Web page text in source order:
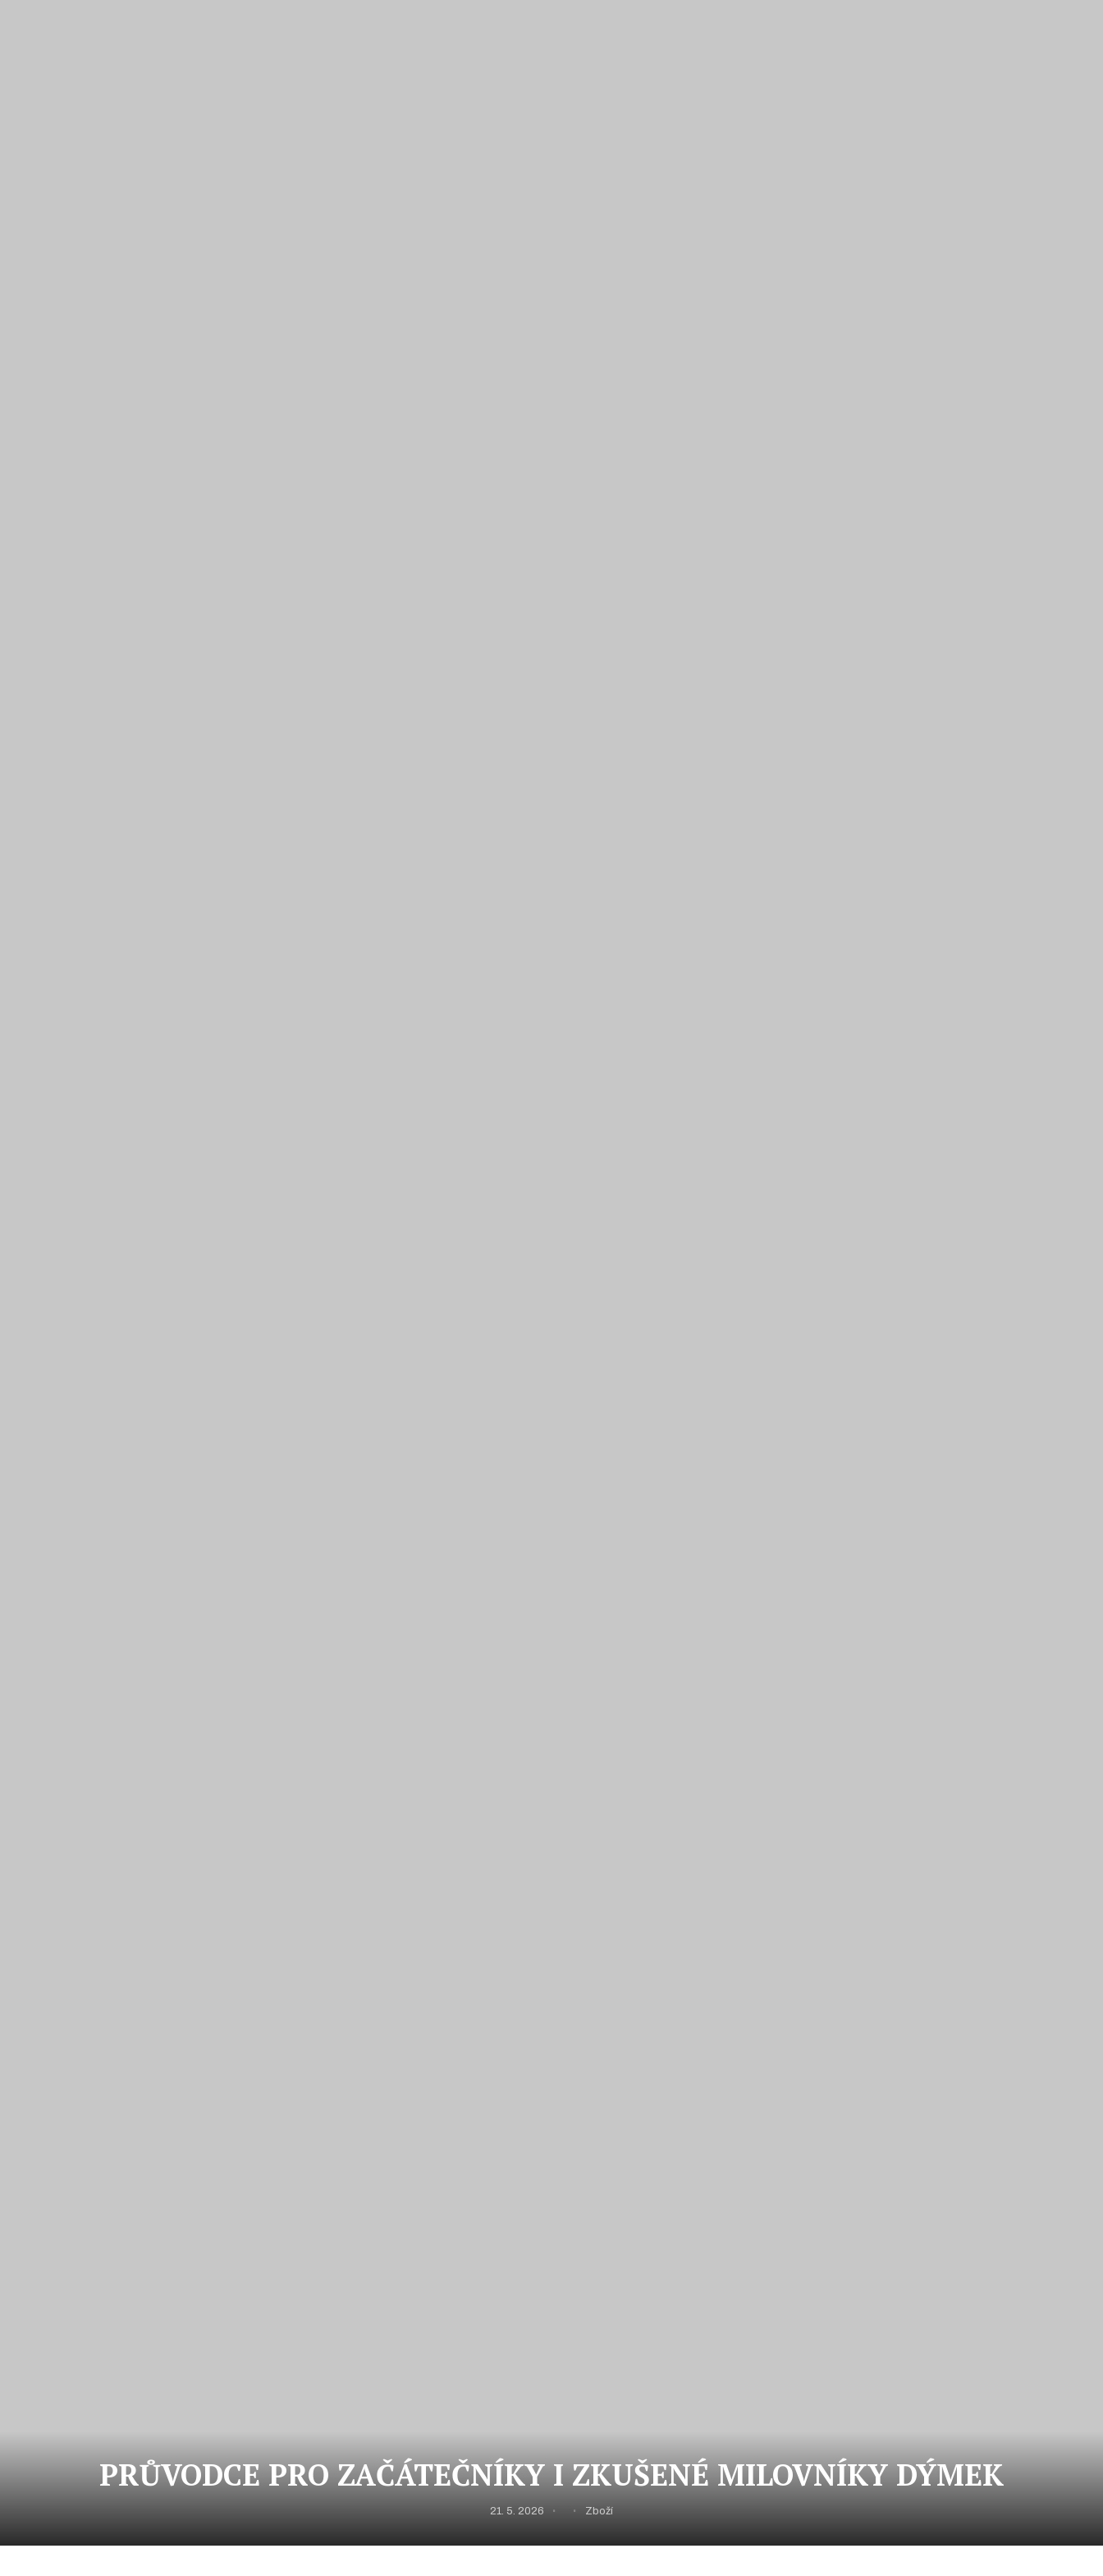
PRŮVODCE PRO ZAČÁTEČNÍKY I ZKUŠENÉ MILOVNÍKY DÝMEK
21. 5. 2026 Zboží